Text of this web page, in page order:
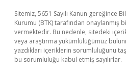
Sitemiz, 5651 Sayılı Kanun gereğince
Kurumu (BTK) tarafından onaylanmış
vermektedir. Bu nedenle, sitedeki
veya araştırma yükümlülüğümüz
yazdıkları içeriklerin sorumluluğunu
bu sorumluluğu kabul etmiş sayılırlar.